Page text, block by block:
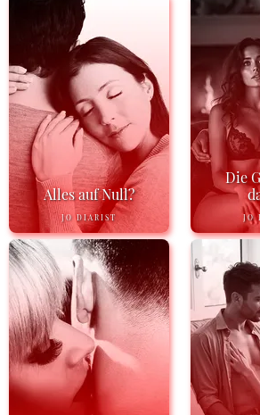
Alles auf Null?
JO DIARIST
Die
JO